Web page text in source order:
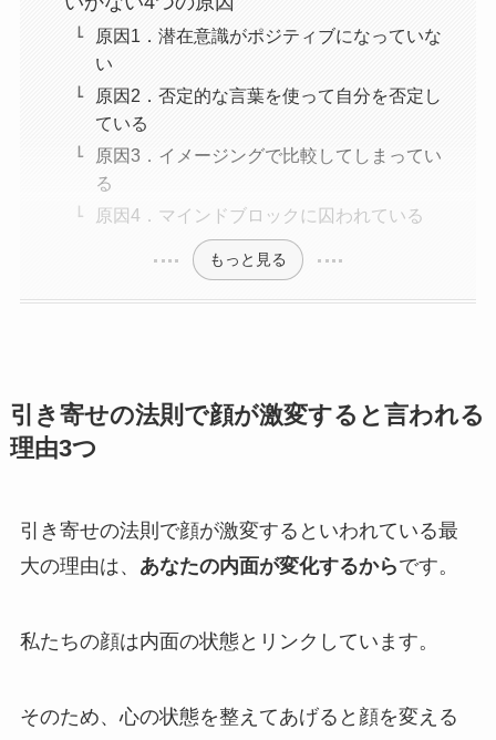
原因1．潜在意識がポジティブになっていな
い
原因2．否定的な言葉を使って自分を否定し
ている
原因3．イメージングで比較してしまってい
る
原因4．マインドブロックに囚われている
もっと見る
引き寄せの法則で顔が激変すると言われる
理由3つ
引き寄せの法則で顔が激変するといわれている最
大の理由は、 あなたの内面が変化するからです。
私たちの顔は内面の状態とリンクしています。
そのため、心の状態を整えてあげると顔を変える